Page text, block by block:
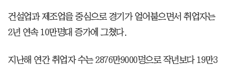
건설업과 제조업을 중심으로 경기가 얼어붙으면서 취업자는
2년 연속 10만명대 증가에 그쳤다.
지난해 연간 취업자 수는 2876만9000명으로 작년보다 19만3